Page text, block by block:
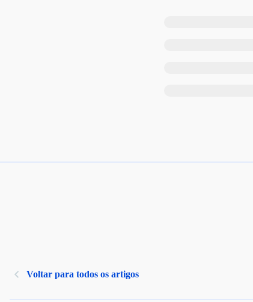
Voltar para todos os artigos